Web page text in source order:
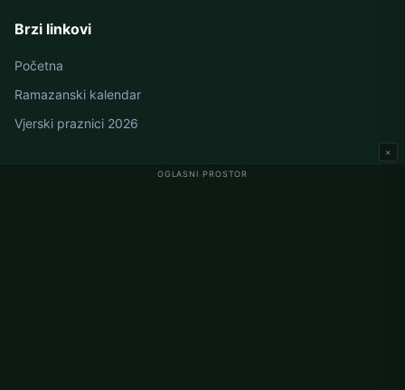
OGLASNI PROSTOR
×
Brzi linkovi
Početna
Ramazanski kalendar
Vjerski praznici 2026
Namaz vremena u Njemačkoj